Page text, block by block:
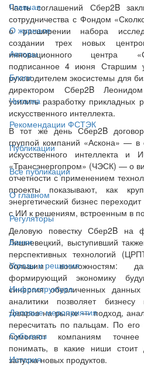
Главная
О журнале
Авторы
Блоги
Читалка
Рекомендации ФСТЭК
Публикации
Все публикации
О главном
Регуляторы
Банки
Угрозы и решения
Инфраструктура
Деловые мероприятия
Субъекты
История
Часть соглашений Сбер2B
сотрудничества с Фондом
о расширении набора
создании трех новых
инновационного центра
подписанное 4 июня Старшим
руководителем экосистемы для
директором Сбер2B
усилить разработку
искусственного интеллекта.
В тот же день Сбер2B
группой компаний «Аскона» — в
искусственного интеллекта
«Трансэнергопром» (ЧЭСК) — о
отчетности с применением
проекты показывают, как
энергетический бизнес
с ИИ к решениям, встроенным в
Деловую повестку Сбер2B на
Лишневецкий, выступивший
перспективных технологий
большим возможностям:
формирующий экономику
синергия обезличенных
аналитики позволяет бизнесу
товаров на рынке — подход,
пересчитать по пальцам. По его
помогают компаниям точнее
понимать, в какие ниши стоит
запуска новых продуктов.